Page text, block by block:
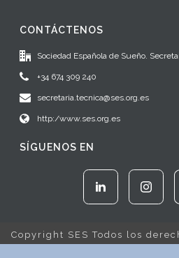
CONTÁCTENOS
Sociedad Española de Sueño.
+34 674 309 240
secretaria.tecnica@ses.org.es
http:/www.ses.org.es
SÍGUENOS EN
Copyright SES Todos los